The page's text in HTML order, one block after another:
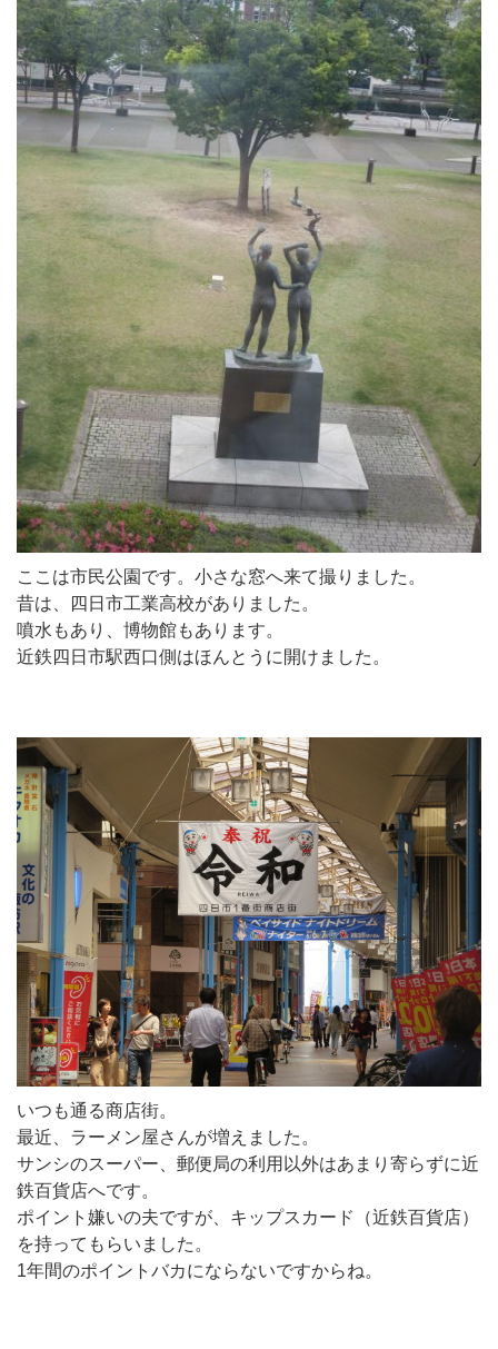
ここは市民公園です。小さな窓へ来て撮りました。
昔は、四日市工業高校がありました。
噴水もあり、博物館もあります。
近鉄四日市駅西口側はほんとうに開けました。
いつも通る商店街。
最近、ラーメン屋さんが増えました。
サンシのスーパー、郵便局の利用以外はあまり寄らずに近
鉄百貨店へです。
ポイント嫌いの夫ですが、キップスカード（近鉄百貨店）
を持ってもらいました。
1年間のポイントバカにならないですからね。